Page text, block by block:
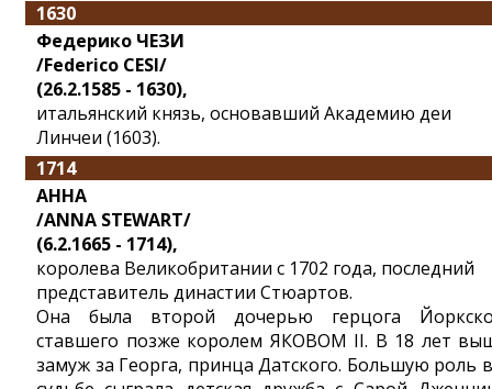
1630
Федерико ЧЕЗИ
/Federico CESI/
(26.2.1585 - 1630),
итальянский князь, основавший Академию деи
Линчеи (1603).
1714
АННА
/ANNA STEWART/
(6.2.1665 - 1714),
королева Великобритании с 1702 года, последний
представитель династии Стюартов.
Она была второй дочерью герцога
ставшего позже королем ЯКОВОМ II. В 18 лет
замуж за Георга, принца Датского. Большую роль